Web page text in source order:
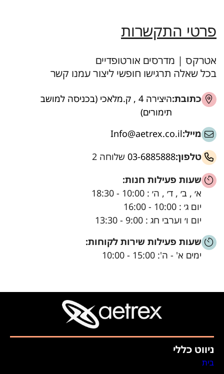
פרטי התקשרות
אטרקס | מדרסים אורטופדיים
בכל שאלה תרגישו חופשי ליצור עמנו קשר
כתובת:
היצירה 4 , ק.מלאכי (בכניסה למושב
תימורים)
מייל:Info@aetrex.co.il
טלפון:03-6885888 שלוחה 2
שעות פעילות חנות:
א׳ , ב׳ , ד׳ , ה׳ : 10:00 - 18:30
יום ג׳ : 10:00 - 16:00
יום ו׳ וערבי חג : 9:00 - 13:30
שעות פעילות שירות לקוחות:
ימים א' - ה': 15:00 - 10:00
ניווט כללי
בית